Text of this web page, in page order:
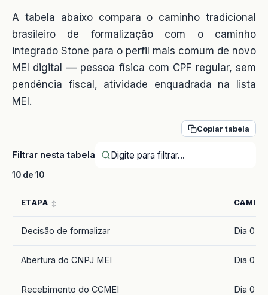
A tabela abaixo compara o caminho tradicional
brasileiro de formalização com o caminho
integrado Stone para o perfil mais comum de novo
MEI digital — pessoa física com CPF regular, sem
pendência fiscal, atividade enquadrada na lista
MEI.
Copiar tabela
Filtrar nesta tabela
10 de 10
ETAPA
Decisão de formalizar Dia 0
Abertura do CNPJ MEI Dia 0 a
Recebimento do CCMEI Dia 0 a